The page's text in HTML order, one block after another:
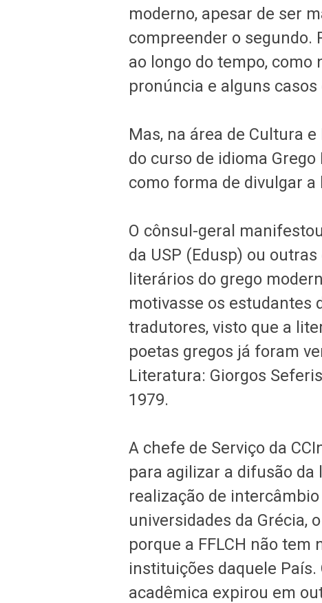
moderno, apesar de ser
compreender o segundo.
ao longo do tempo, como
pronúncia e alguns
Mas, na área de Cultura
do curso de idioma
como forma de divulgar
O cônsul-geral
da USP (Edusp) ou
literários do grego
motivasse os estudantes
tradutores, visto que a
poetas gregos já foram
Literatura: Giorgos
1979.
A chefe de Serviço da
para agilizar a difusão da
realização de
universidades da Grécia,
porque a FFLCH não
instituições daquele
acadêmica expirou em